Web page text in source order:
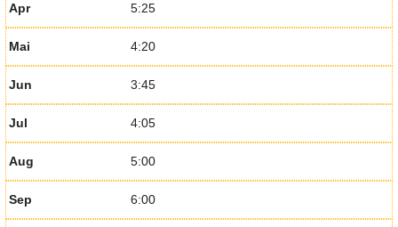
Apr 5:25
Mai 4:20
Jun 3:45
Jul 4:05
Aug 5:00
Sep 6:00